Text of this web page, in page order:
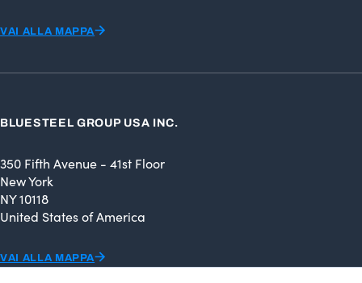
VAI ALLA MAPPA
BLUESTEEL GROUP USA INC.
350 Fifth Avenue - 41st Floor
New York
NY 10118
United States of America
VAI ALLA MAPPA